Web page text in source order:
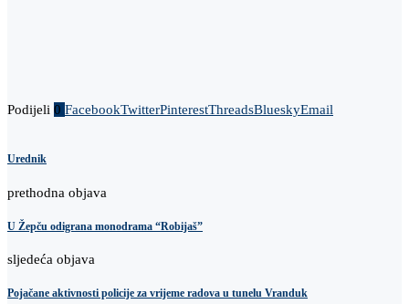
Podijeli 0 FacebookTwitterPinterestThreadsBlueskyEmail
Urednik
prethodna objava
U Žepču odigrana monodrama “Robijaš”
sljedeća objava
Pojačane aktivnosti policije za vrijeme radova u tunelu Vranduk